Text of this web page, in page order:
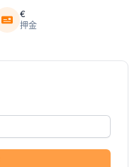
€
押金